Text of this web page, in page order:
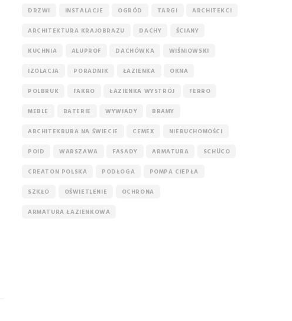
DRZWI INSTALACJE OGRÓD TARGI ARCHITEKCI
ARCHITEKTURA KRAJOBRAZU DACHY ŚCIANY
KUCHNIA ALUPROF DACHÓWKA WIŚNIOWSKI
IZOLACJA PORADNIK ŁAZIENKA OKNA
POLBRUK FAKRO ŁAZIENKA WYSTRÓJ FERRO
MEBLE BATERIE WYWIADY BRAMY
ARCHITEKRURA NA ŚWIECIE CEMEX NIERUCHOMOŚCI
POID WARSZAWA FASADY ARMATURA SCHÜCO
CREATON POLSKA PODŁOGA POMPA CIEPŁA
SZKŁO OŚWIETLENIE OCHRONA
ARMATURA ŁAZIENKOWA